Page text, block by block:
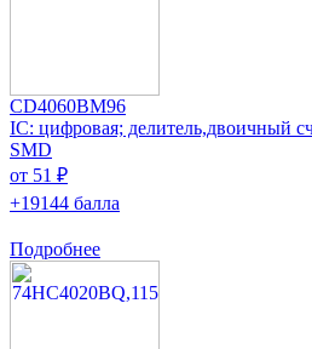
CD4060BM96
IC: цифровая; делитель,двоичный
SMD
от 51 ₽
+19144 балла
Подробнее